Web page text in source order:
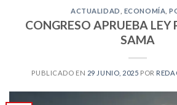
ACTUALIDAD ECONOMÍA ,
CONGRESO APRUEBA LEY
SAMA
PUBLICADO EN 29 JUNIO, 2025 POR